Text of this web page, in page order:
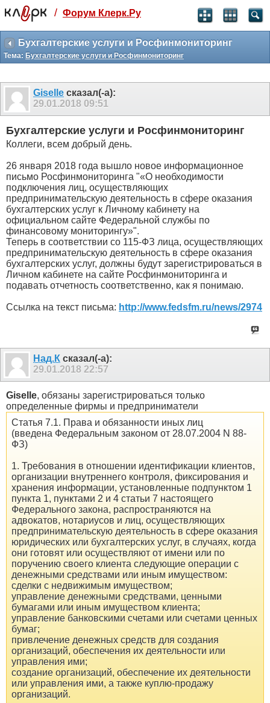
Святые угодники, Клерк без рекламы
прекрасен:)
месяц
3 месяца
259
₽
-10%
499 ₽
-15%
/ Форум Клерк.Ру
Бухгалтерские услуги и Росфинмониторинг
Тема: Бухгалтерские услуги и Росфинмониторинг
Giselle сказал(-а):
29.01.2018 09:51
Бухгалтерские услуги и Росфинмониторинг
Коллеги, всем добрый день.
26 января 2018 года вышло новое информационное
письмо Росфинмониторинга "«О необходимости
подключения лиц, осуществляющих
предпринимательскую деятельность в сфере оказания
бухгалтерских услуг к Личному кабинету на
официальном сайте Федеральной службы по
финансовому мониторингу»".
Теперь в соответствии со 115-ФЗ лица, осуществляющих
предпринимательскую деятельность в сфере оказания
бухгалтерских услуг, должны будут зарегистрироваться в
Личном кабинете на сайте Росфинмониторинга и
подавать отчетность соответственно, как я понимаю.
Ссылка на текст письма: http://www.fedsfm.ru/news/2974
Над.К сказал(-а):
29.01.2018 22:57
Giselle, обязаны зарегистрироваться только
определенные фирмы и предприниматели
Статья 7.1. Права и обязанности иных лиц
(введена Федеральным законом от 28.07.2004 N 88-
ФЗ)
1. Требования в отношении идентификации клиентов,
организации внутреннего контроля, фиксирования и
хранения информации, установленные подпунктом 1
пункта 1, пунктами 2 и 4 статьи 7 настоящего
Федерального закона, распространяются на
адвокатов, нотариусов и лиц, осуществляющих
предпринимательскую деятельность в сфере оказания
юридических или бухгалтерских услуг, в случаях, когда
они готовят или осуществляют от имени или по
поручению своего клиента следующие операции с
денежными средствами или иным имуществом:
сделки с недвижимым имуществом;
управление денежными средствами, ценными
бумагами или иным имуществом клиента;
управление банковскими счетами или счетами ценных
бумаг;
привлечение денежных средств для создания
организаций, обеспечения их деятельности или
управления ими;
создание организаций, обеспечение их деятельности
или управления ими, а также куплю-продажу
организаций.